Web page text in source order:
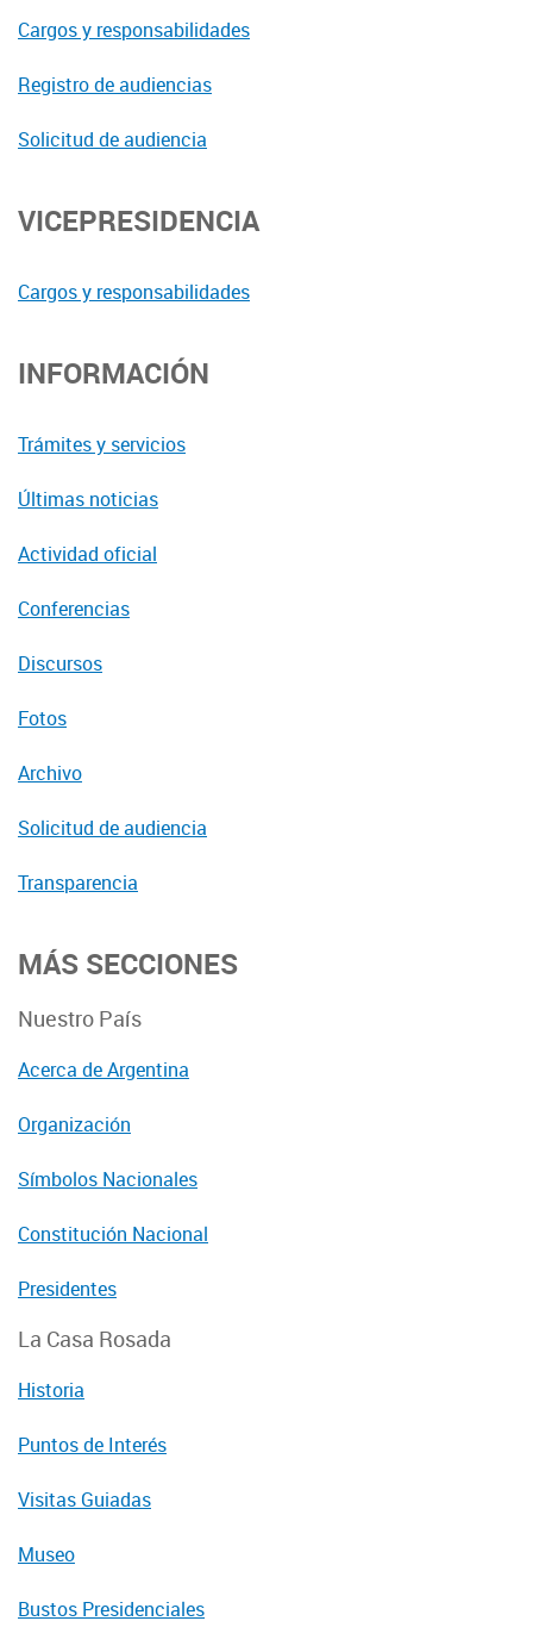
Cargos y responsabilidades
Registro de audiencias
Solicitud de audiencia
VICEPRESIDENCIA
Cargos y responsabilidades
INFORMACIÓN
Trámites y servicios
Últimas noticias
Actividad oficial
Conferencias
Discursos
Fotos
Archivo
Solicitud de audiencia
Transparencia
MÁS SECCIONES
Nuestro País
Acerca de Argentina
Organización
Símbolos Nacionales
Constitución Nacional
Presidentes
La Casa Rosada
Historia
Puntos de Interés
Visitas Guiadas
Museo
Bustos Presidenciales